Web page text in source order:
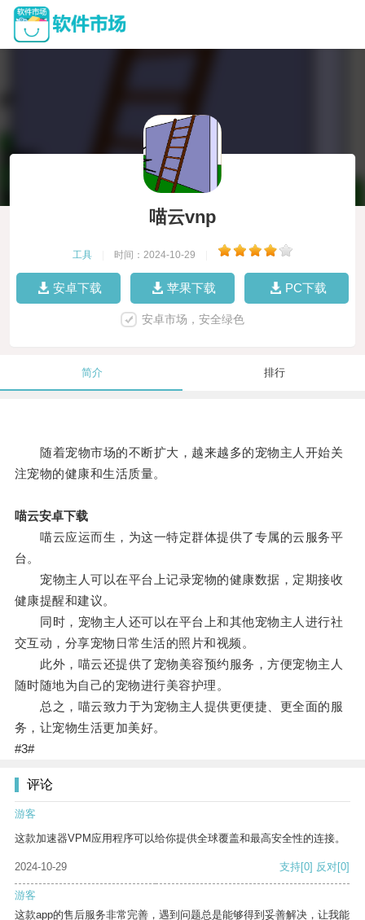
喵云vnp
工具 时间：2024-10-29
安卓下载 苹果下载 PC下载
安卓市场，安全绿色
简介 排行
随着宠物市场的不断扩大，越来越多的宠物主人开始关
注宠物的健康和生活质量。
喵云安卓下载
喵云应运而生，为这一特定群体提供了专属的云服务平
台。
宠物主人可以在平台上记录宠物的健康数据，定期接收
健康提醒和建议。
同时，宠物主人还可以在平台上和其他宠物主人进行社
交互动，分享宠物日常生活的照片和视频。
此外，喵云还提供了宠物美容预约服务，方便宠物主人
随时随地为自己的宠物进行美容护理。
总之，喵云致力于为宠物主人提供更便捷、更全面的服
务，让宠物生活更加美好。
#3#
评论
游客
这款加速器VPM应用程序可以给你提供全球覆盖和最高安全性的连接。
2024-10-29 支持[0] 反对[0]
游客
这款app的售后服务非常完善，遇到问题总是能够得到妥善解决，让我能